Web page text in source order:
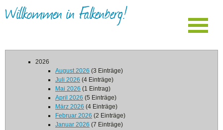
Willkommen in Falkenberg!
2026
August 2026 (3 Einträge)
Juli 2026 (4 Einträge)
Mai 2026 (1 Eintrag)
April 2026 (5 Einträge)
März 2026 (4 Einträge)
Februar 2026 (2 Einträge)
Januar 2026 (7 Einträge)